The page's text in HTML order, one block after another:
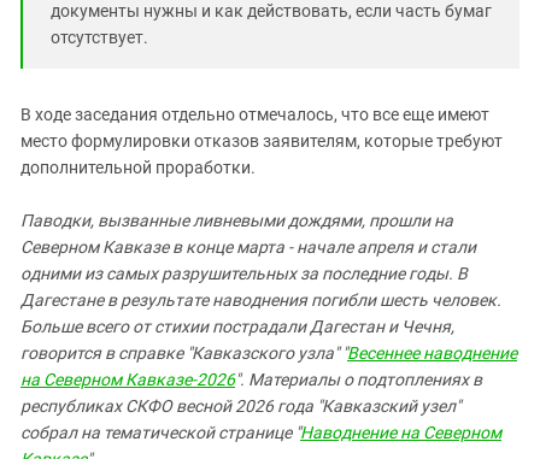
документы нужны и как действовать, если часть бумаг
отсутствует.
В ходе заседания отдельно отмечалось, что все еще имеют
место формулировки отказов заявителям, которые требуют
дополнительной проработки.
Паводки, вызванные ливневыми дождями, прошли на
Северном Кавказе в конце марта - начале апреля и стали
одними из самых разрушительных за последние годы. В
Дагестане в результате наводнения погибли шесть человек.
Больше всего от стихии пострадали Дагестан и Чечня,
говорится в справке "Кавказского узла" "Весеннее наводнение
на Северном Кавказе-2026". Материалы о подтоплениях в
республиках СКФО весной 2026 года "Кавказский узел"
собрал на тематической странице "Наводнение на Северном